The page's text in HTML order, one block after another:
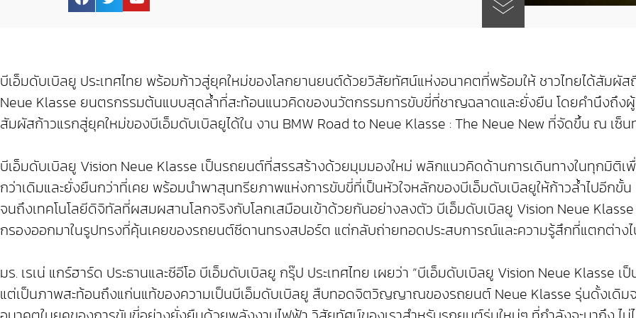
บีเอ็มดับเบิลยู ประเทศไทย พร้อมก้าวสู่ยุคใหม่ของโลกยานยนต์ด้วยวิสัยทัศน์แห่งอนาคตที่พร้อมให้ ชาวไทยได้สัมผั
Neue Klasse ยนตรกรรมต้นแบบสุดล้ำที่สะท้อนแนวคิดของนวัตกรรมการขับขี่ที่ชาญฉลาดและยั่งยืน โดยคำนึงถึง
สัมผัสก้าวแรกสู่ยุคใหม่ของบีเอ็มดับเบิลยูได้ใน งาน BMW Road to Neue Klasse : The Neue New ที่จัดขึ้น ณ เซ็
บีเอ็มดับเบิลยู Vision Neue Klasse เป็นรถยนต์ที่สรรสร้างด้วยมุมมองใหม่ พลิกแนวคิดด้านการเดินทางในทุกมิติ
กว่าเดิมและยั่งยืนกว่าที่เคย พร้อมนำพาสุนทรียภาพแห่งการขับขี่ที่เป็นหัวใจหลักของบีเอ็มดับเบิลยูให้ก้าวล้ำไปอีก
จนถึงเทคโนโลยีดิจิทัลที่ผสมผสานโลกจริงกับโลกเสมือนเข้าด้วยกันอย่างลงตัว บีเอ็มดับเบิลยู Vision Neue
กรองออกมาในรูปทรงที่คุ้นเคยของรถยนต์ซีดานทรงสปอร์ต แต่กลับถ่ายทอดประสบการณ์และความรู้สึกที่แตกต่าง
มร. เรเน่ แกร์ฮาร์ด ประธานและซีอีโอ บีเอ็มดับเบิลยู กรุ๊ป ประเทศไทย เผยว่า “บีเอ็มดับเบิลยู Vision Neue
แต่เป็นภาพสะท้อนถึงแก่นแท้ของความเป็นบีเอ็มดับเบิลยู สืบทอดจิตวิญญาณของรถยนต์ Neue Klasse รุ่นดั้งเดิม